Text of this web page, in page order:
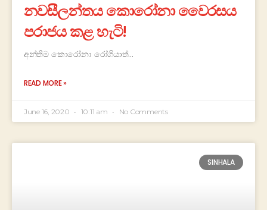
නවසීලන්තය කොරෝනා වෛරසය
පරාජය කළ හැටි!
අන්තිම කොරෝනා රෝගියාත්…
READ MORE »
June 16, 2020 10:11 am No Comments
SINHALA